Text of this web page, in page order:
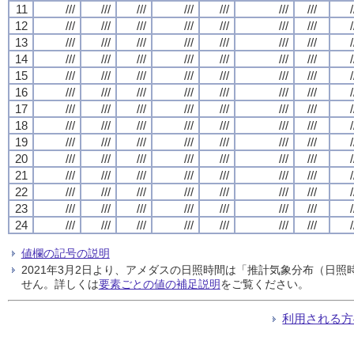
11
/// /// /// /// /// /// ///
12
/// /// /// /// /// /// ///
13
/// /// /// /// /// /// ///
14
/// /// /// /// /// /// ///
15
/// /// /// /// /// /// ///
16
/// /// /// /// /// /// ///
17
/// /// /// /// /// /// ///
18
/// /// /// /// /// /// ///
19
/// /// /// /// /// /// ///
20
/// /// /// /// /// /// ///
21
/// /// /// /// /// /// ///
22
/// /// /// /// /// /// ///
23
/// /// /// /// /// /// ///
24
/// /// /// /// /// /// ///
値欄の記号の説明
2021年3月2日より、アメダスの日照時間は「推計気象分布（日
せん。詳しくは要素ごとの値の補足説明をご覧ください。
利用される